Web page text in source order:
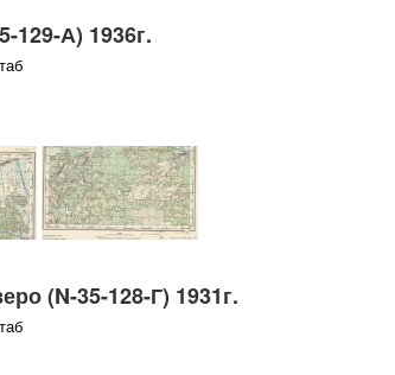
129-А) 1936г.
(N-35-128-Г) 1931г.